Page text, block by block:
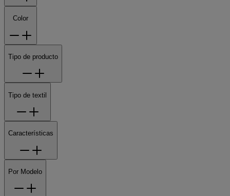
Color
Tipo de producto
Tipo de textil
Características
Por Modelo